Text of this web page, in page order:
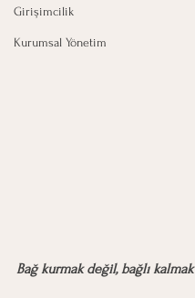
Girişimcilik
Kurumsal Yönetim
Bağ kurmak değil, bağlı kalmak